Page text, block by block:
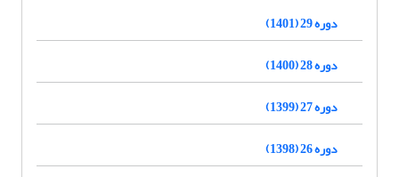
دوره 29 (1401)
دوره 28 (1400)
دوره 27 (1399)
دوره 26 (1398)